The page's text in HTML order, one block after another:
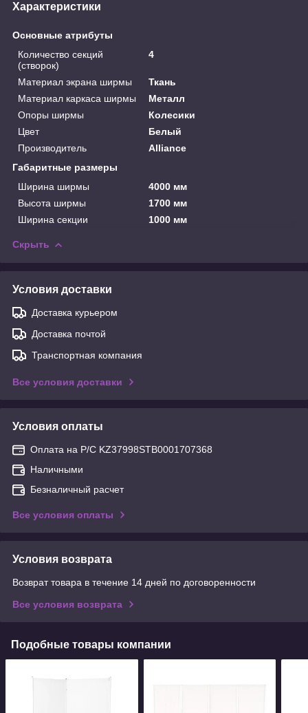
Характеристики
Основные атрибуты
Количество секций
(створок)
4
Материал экрана ширмы
Ткань
Материал каркаса ширмы
Металл
Опоры ширмы
Колесики
Цвет
Белый
Производитель
Alliance
Габаритные размеры
Ширина ширмы
4000 мм
Высота ширмы
1700 мм
Ширина секции
1000 мм
Скрыть
Условия доставки
Доставка курьером
Доставка почтой
Транспортная компания
Все условия доставки
Условия оплаты
Оплата на Р/С KZ37998STB0001707368
Наличными
Безналичный расчет
Все условия оплаты
Условия возврата
Возврат товара в течение 14 дней по договоренности
Все условия возврата
Подобные товары компании